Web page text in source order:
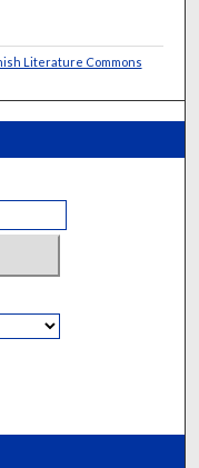
Literature Commons